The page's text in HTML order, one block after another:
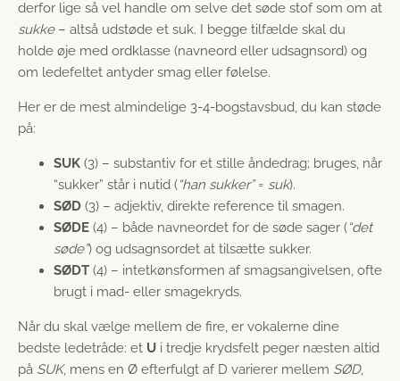
derfor lige så vel handle om selve det søde stof som om at
sukke– altså udstøde et suk. I begge tilfælde skal du
holde øje med ordklasse (navneord eller udsagnsord) og
om ledefeltet antyder smag eller følelse.
Her er de mest almindelige 3-4-bogstavsbud, du kan støde
på:
SUK (3) – substantiv for et stille åndedrag; bruges, når
“sukker” står i nutid (“han sukker”= suk).
SØD (3) – adjektiv, direkte reference til smagen.
SØDE (4) – både navneordet for de søde sager (“det
søde”) og udsagnsordet at tilsætte sukker.
SØDT (4) – intetkønsformen af smagsangivelsen, ofte
brugt i mad- eller smagekryds.
Når du skal vælge mellem de fire, er vokalerne dine
bedste ledetråde: et U i tredje krydsfelt peger næsten altid
på SUK, mens en Ø efterfulgt af D varierer mellem SØD,